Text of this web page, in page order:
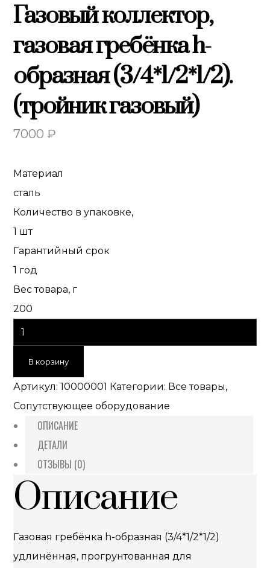
Газовый коллектор,
газовая гребёнка h-
образная (3/4*1/2*1/2).
(тройник газовый)
7000₽
Материал
сталь
Количество в упаковке,
1 шт
Гарантийный срок
1 год
Вес товара, г
200
В корзину
Артикул:10000001 Категории: Все товары,
Сопутствующее оборудование
ОПИСАНИЕ
ДЕТАЛИ
ОТЗЫВЫ (0)
Описание
Газовая гребёнка h-образная (3/4*1/2*1/2)
удлинённая, прогрунтованная для